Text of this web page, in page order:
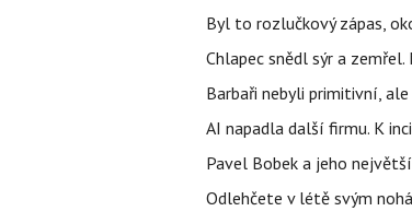
Byl to rozlučkový zápas,
Chlapec snědl sýr a
Barbaři nebyli primitivní,
AI napadla další firmu. K
Pavel Bobek a jeho
Odlehčete v létě svým